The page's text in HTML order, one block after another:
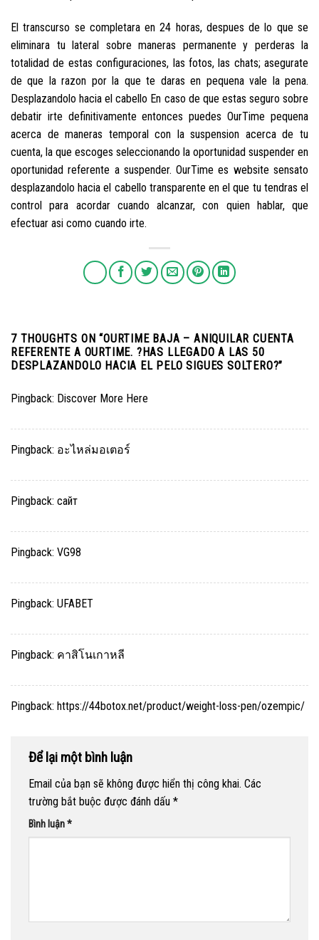
El transcurso se completara en 24 horas, despues de lo que se
eliminara tu lateral sobre maneras permanente y perderas la
totalidad de estas configuraciones, las fotos, las chats; asegurate
de que la razon por la que te daras en pequena vale la pena.
Desplazandolo hacia el cabello En caso de que estas seguro sobre
debatir irte definitivamente entonces puedes OurTime pequena
acerca de maneras temporal con la suspension acerca de tu
cuenta, la que escoges seleccionando la oportunidad suspender en
oportunidad referente a suspender. OurTime es website sensato
desplazandolo hacia el cabello transparente en el que tu tendras el
control para acordar cuando alcanzar, con quien hablar, que
efectuar asi­ como cuando irte.
7 THOUGHTS ON “OURTIME BAJA – ANIQUILAR CUENTA
REFERENTE A OURTIME. ?HAS LLEGADO A LAS 50
DESPLAZANDOLO HACIA EL PELO SIGUES SOLTERO?”
Pingback: Discover More Here
Pingback: อะไหล่มอเตอร์
Pingback: сайт
Pingback: VG98
Pingback: UFABET
Pingback: คาสิโนเกาหลี
Pingback: https://44botox.net/product/weight-loss-pen/ozempic/
Để lại một bình luận
Email của bạn sẽ không được hiển thị công khai. Các
trường bắt buộc được đánh dấu *
Bình luận*